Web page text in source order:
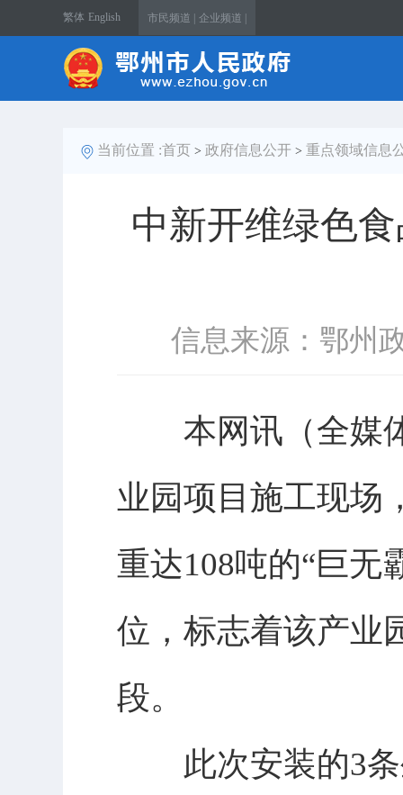
繁体 English 市民频道 | 企业频道 |
当前位置 :首页 > 政府信息公开 > 重点领域信息
中新开维绿色
信息来源：鄂州
本网讯（全媒体
业园项目施工现场
重达108吨的“巨无
位，标志着该产业
段。
此次安装的3条